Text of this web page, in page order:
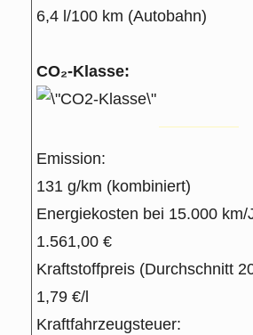
6,4 l/100 km (Autobahn)
CO₂-Klasse:
Emission:
131 g/km (kombiniert)
Energiekosten bei 15.000 km/
1.561,00 €
Kraftstoffpreis (Durchschnitt
1,79 €/l
Kraftfahrzeugsteuer: